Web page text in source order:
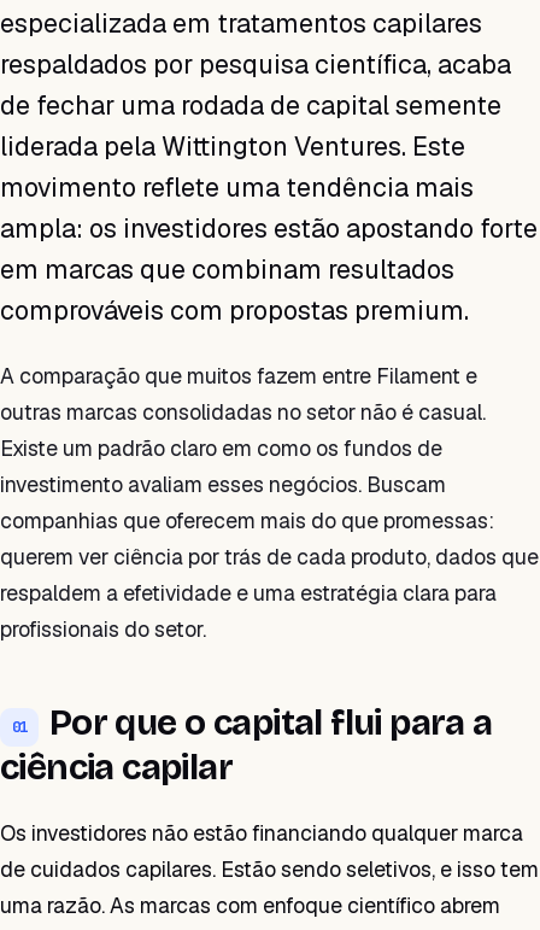
especializada em tratamentos capilares
respaldados por pesquisa científica, acaba
de fechar uma rodada de capital semente
liderada pela Wittington Ventures. Este
movimento reflete uma tendência mais
ampla: os investidores estão apostando forte
em marcas que combinam resultados
comprováveis com propostas premium.
A comparação que muitos fazem entre Filament e
outras marcas consolidadas no setor não é casual.
Existe um padrão claro em como os fundos de
investimento avaliam esses negócios. Buscam
companhias que oferecem mais do que promessas:
querem ver ciência por trás de cada produto, dados que
respaldem a efetividade e uma estratégia clara para
profissionais do setor.
01
Por que o capital flui para a
ciência capilar
Os investidores não estão financiando qualquer marca
de cuidados capilares. Estão sendo seletivos, e isso tem
uma razão. As marcas com enfoque científico abrem